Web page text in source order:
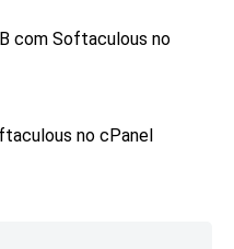
com Softaculous no
no cPanel